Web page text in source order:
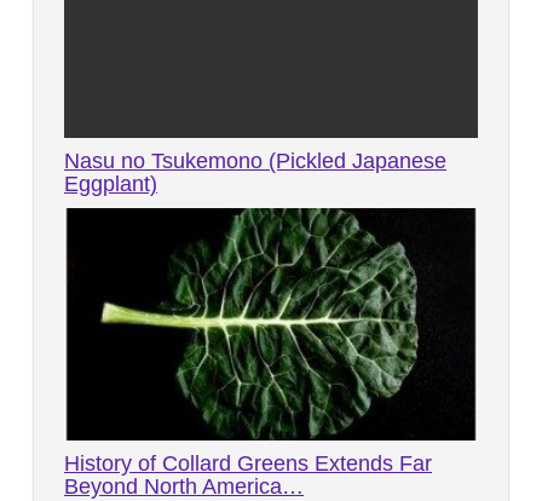
Nasu no Tsukemono (Pickled Japanese
Eggplant)
History of Collard Greens Extends Far
Beyond North America…